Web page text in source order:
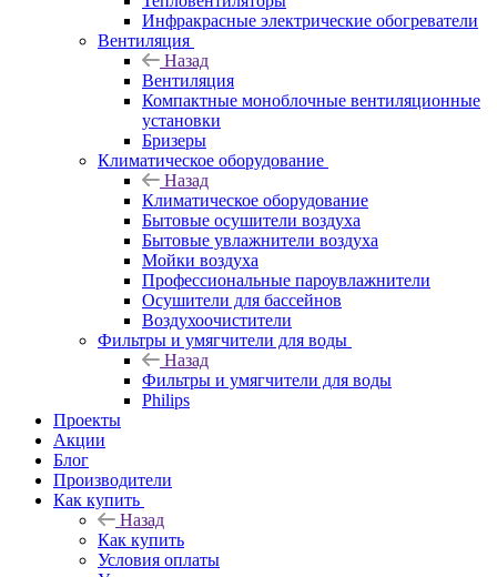
Инфракрасные электрические обогреватели
Вентиляция
Назад
Вентиляция
Компактные моноблочные вентиляционные
установки
Бризеры
Климатическое оборудование
Назад
Климатическое оборудование
Бытовые осушители воздуха
Бытовые увлажнители воздуха
Мойки воздуха
Профессиональные пароувлажнители
Осушители для бассейнов
Воздухоочистители
Фильтры и умягчители для воды
Назад
Фильтры и умягчители для воды
Philips
Проекты
Акции
Блог
Производители
Как купить
Назад
Как купить
Условия оплаты